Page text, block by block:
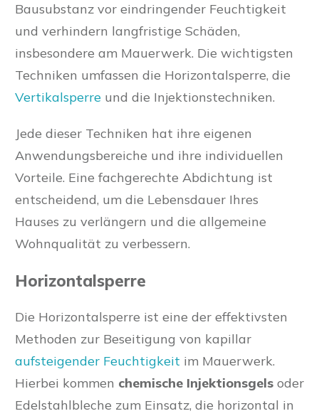
Bausubstanz vor eindringender Feuchtigkeit
und verhindern langfristige Schäden,
insbesondere am Mauerwerk. Die wichtigsten
Techniken umfassen die Horizontalsperre, die
Vertikalsperre und die Injektionstechniken.
Jede dieser Techniken hat ihre eigenen
Anwendungsbereiche und ihre individuellen
Vorteile. Eine fachgerechte Abdichtung ist
entscheidend, um die Lebensdauer Ihres
Hauses zu verlängern und die allgemeine
Wohnqualität zu verbessern.
Horizontalsperre
Die Horizontalsperre ist eine der effektivsten
Methoden zur Beseitigung von kapillar
aufsteigender Feuchtigkeit im Mauerwerk.
Hierbei kommen chemische Injektionsgels oder
Edelstahlbleche zum Einsatz, die horizontal in